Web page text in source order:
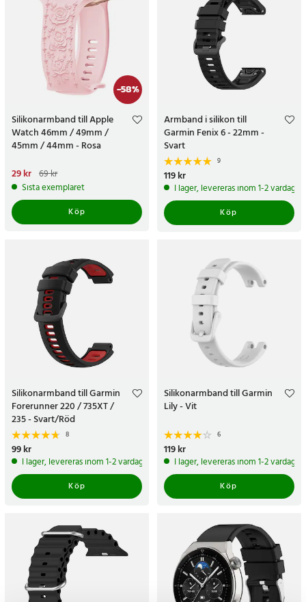
-58%
Silikonarmband till Apple
Watch 46mm / 49mm /
45mm / 44mm - Rosa
Nuvarande pris
pris:69 kr
29 kr 69 kr
Sista exemplaret
Köp
Armband i silikon till
Garmin Fenix 6 - 22mm -
Svart
9
Pris:119 kr
119 kr
I lager, levereras inom 1-2 vardagar
Köp
Silikonarmband till Garmin
Forerunner 220 / 735XT /
235 - Svart/Röd
8
Pris:
99 kr
I lager, levereras inom 1-2 vardagar
Köp
Silikonarmband till Garmin
Lily - Vit
6
Pris:119 kr
119 kr
I lager, levereras inom 1-2 vardagar
Köp